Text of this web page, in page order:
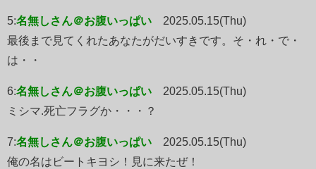
5:名無しさん＠お腹いっぱい
2025.05.15(Thu)
最後まで見てくれたあなたがだいすきです。そ・れ・で・
は・・
6:名無しさん＠お腹いっぱい
2025.05.15(Thu)
ミシマ.死亡フラグか・・・？
7:名無しさん＠お腹いっぱい
2025.05.15(Thu)
俺の名はビートキヨシ！見に来たぜ！